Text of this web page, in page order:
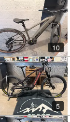
10
5